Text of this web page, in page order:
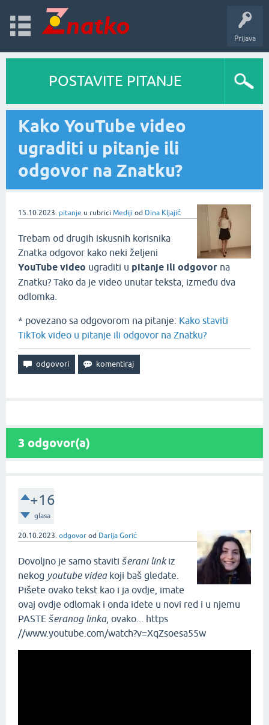
Prijava
POSTAVITE PITANJE
Kako YouTube video
ugraditi u pitanje ili
odgovor na Znatku?
15.10.2023. pitanje u rubrici Mediji od Dina Kljajić
Trebam od drugih iskusnih korisnika
Znatka odgovor kako neki željeni
YouTube video ugraditi u pitanje ili odgovor na
Znatku? Tako da je video unutar teksta, između dva
odlomka.
* povezano sa odgovorom na pitanje: Kako staviti
TikTok video u pitanje ili odgovor na Znatku?
3 odgovor(a)
+16
glasa
20.10.2023. odgovor od Darija Gorić
Dovoljno je samo staviti šerani linkiz
nekog youtube videakoji baš gledate.
Pišete ovako tekst kao i ja ovdje, imate
ovaj ovdje odlomak i onda idete u novi red i u njemu
PASTE šeranog linka, ovako... https
//www.youtube.com/watch?v=XqZsoesa55w